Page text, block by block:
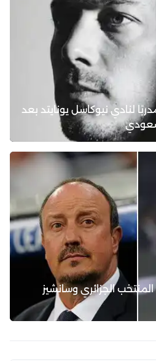
لنادي نيوكاسل يونايتد بعد
الجزائري وسانشيز